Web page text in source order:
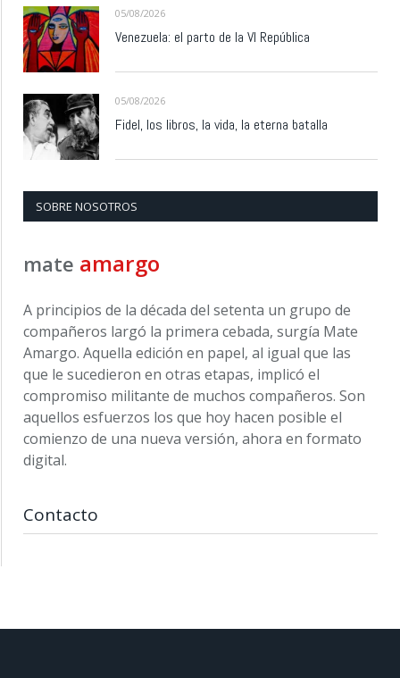
05/08/2026
Venezuela: el parto de la VI República
05/08/2026
Fidel, los libros, la vida, la eterna batalla
SOBRE NOSOTROS
mate amargo
A principios de la década del setenta un grupo de
compañeros largó la primera cebada, surgía Mate
Amargo. Aquella edición en papel, al igual que las
que le sucedieron en otras etapas, implicó el
compromiso militante de muchos compañeros. Son
aquellos esfuerzos los que hoy hacen posible el
comienzo de una nueva versión, ahora en formato
digital.
Contacto